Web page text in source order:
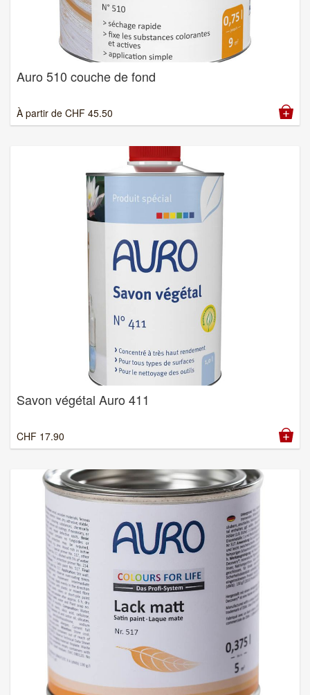
Auro 510 couche de fond
À partir de CHF 45.50
Savon végétal Auro 411
CHF 17.90